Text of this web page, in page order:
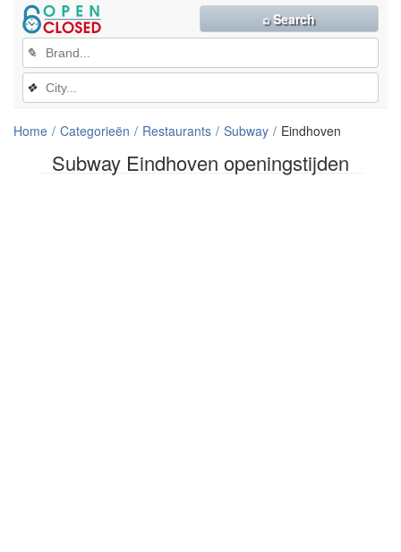
Subway Eindhoven openingstijden
✎
❖
⌕ Search
Home Categorieën Restaurants Subway Eindhoven